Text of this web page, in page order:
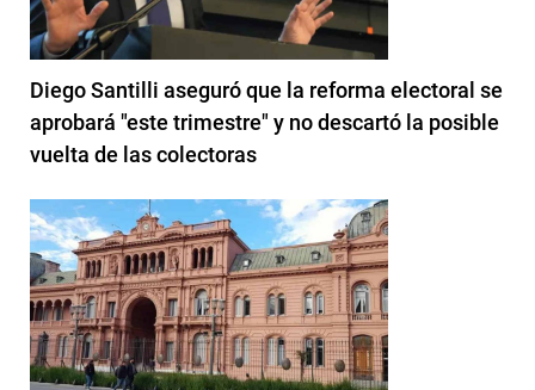
Diego Santilli aseguró que la reforma electoral se
aprobará "este trimestre" y no descartó la posible
vuelta de las colectoras